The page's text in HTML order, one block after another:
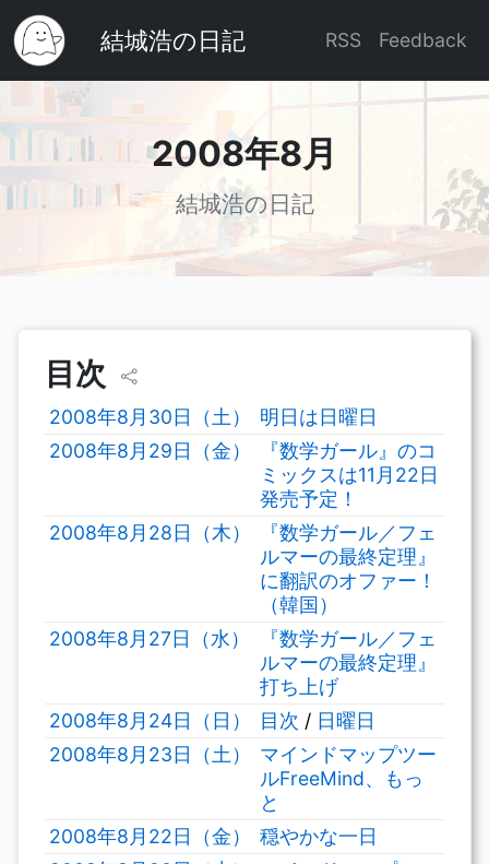
結城浩の日記 RSS Feedback
2008年8月
結城浩の日記
目次
2008年8月30日（土）
明日は日曜日
2008年8月29日（金）
『数学ガール』のコ
ミックスは11月22日
発売予定！
2008年8月28日（木）
『数学ガール／フェ
ルマーの最終定理』
に翻訳のオファー！
（韓国）
2008年8月27日（水）
『数学ガール／フェ
ルマーの最終定理』
打ち上げ
2008年8月24日（日）
目次 / 日曜日
2008年8月23日（土）
マインドマップツー
ルFreeMind、もっ
と
2008年8月22日（金）
穏やかな一日